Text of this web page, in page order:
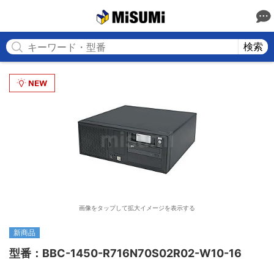
検索
画像をタップして拡大イメージを表示する
新商品
型番：BBC-1450-R716N70S02R02-W10-16